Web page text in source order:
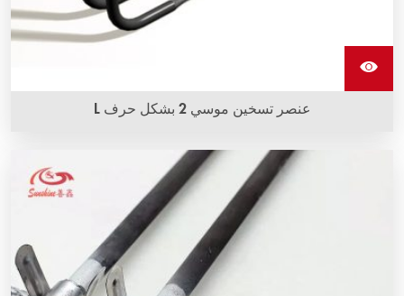
عنصر تسخين موسي 2 بشكل حرف L
تتوفر عناصر التسخين L shape من ثاني أكسيد الموليبدينوم
(MoSi2) بأشكال وأحجام متنوعة وتتميز بأعلى درجات الحرارة
التشغيلية.